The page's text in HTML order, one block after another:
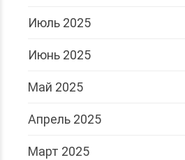
Июль 2025
Июнь 2025
Май 2025
Апрель 2025
Март 2025